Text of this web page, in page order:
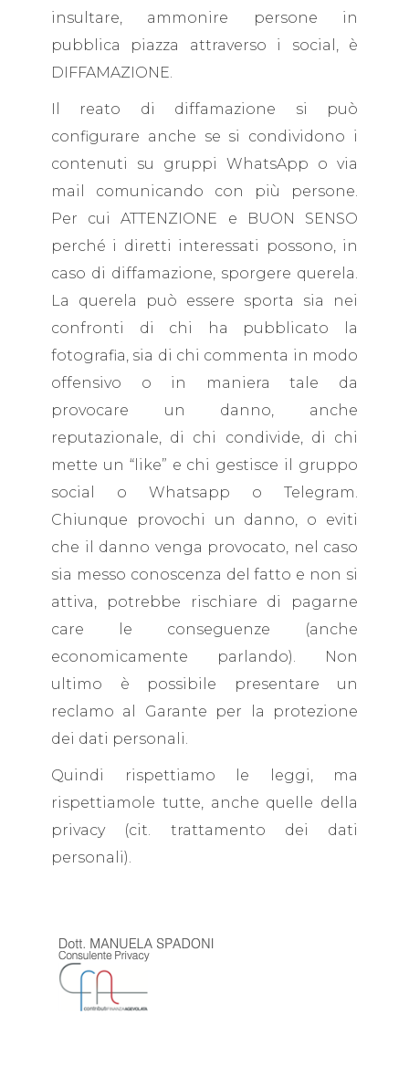
insultare, ammonire persone in
pubblica piazza attraverso i social, è
DIFFAMAZIONE.
Il reato di diffamazione si può
configurare anche se si condividono i
contenuti su gruppi WhatsApp o via
mail comunicando con più persone.
Per cui ATTENZIONE e BUON SENSO
perché i diretti interessati possono, in
caso di diffamazione, sporgere querela.
La querela può essere sporta sia nei
confronti di chi ha pubblicato la
fotografia, sia di chi commenta in modo
offensivo o in maniera tale da
provocare un danno, anche
reputazionale, di chi condivide, di chi
mette un “like” e chi gestisce il gruppo
social o Whatsapp o Telegram.
Chiunque provochi un danno, o eviti
che il danno venga provocato, nel caso
sia messo conoscenza del fatto e non si
attiva, potrebbe rischiare di pagarne
care le conseguenze (anche
economicamente parlando). Non
ultimo è possibile presentare un
reclamo al Garante per la protezione
dei dati personali.
Quindi rispettiamo le leggi, ma
rispettiamole tutte, anche quelle della
privacy (cit. trattamento dei dati
personali).